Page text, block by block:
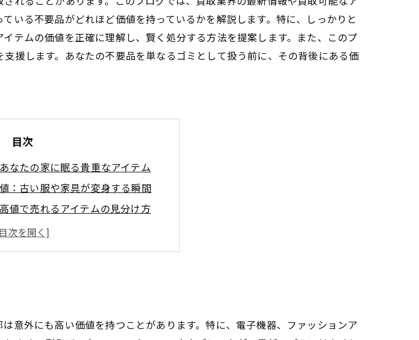
いる不要品がどれほど価値を持っているかを解説します。特に、しっかりと
テムの価値を正確に理解し、賢く処分する方法を提案します。また、このプ
援します。あなたの不要品を単なるゴミとして扱う前に、その背後にある価
目次
なたの家に眠る貴重なアイテム
：古い服や家具が変身する瞬間
値で売れるアイテムの見分け方
の品が予想以上の値段に！
要品を捨てずに賢く処分する方法
の不要品が未来の宝になる理由
意外にも高い価値を持つことがあります。特に、電子機器、ファッションア